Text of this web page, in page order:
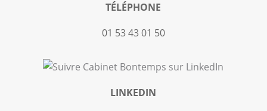
TÉLÉPHONE
01 53 43 01 50
LINKEDIN